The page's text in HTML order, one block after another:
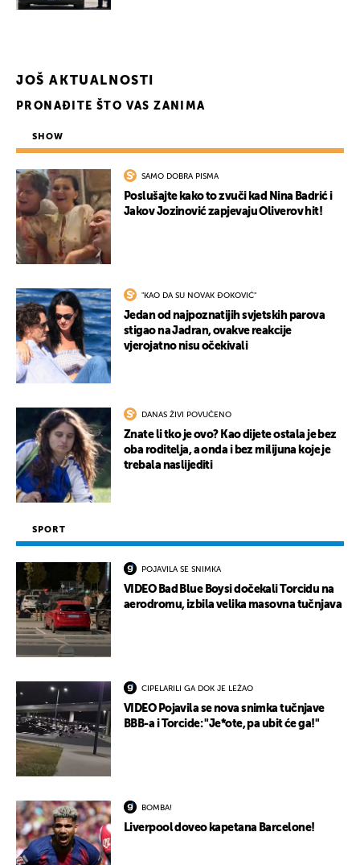
JOŠ AKTUALNOSTI
PRONAĐITE ŠTO VAS ZANIMA
SHOW
SAMO DOBRA PISMA
Poslušajte kako to zvuči kad Nina Badrić i
Jakov Jozinović zapjevaju Oliverov hit!
"KAO DA SU NOVAK ĐOKOVIĆ"
Jedan od najpoznatijih svjetskih parova
stigao na Jadran, ovakve reakcije
vjerojatno nisu očekivali
DANAS ŽIVI POVUČENO
Znate li tko je ovo? Kao dijete ostala je bez
oba roditelja, a onda i bez milijuna koje je
trebala naslijediti
SPORT
POJAVILA SE SNIMKA
VIDEO Bad Blue Boysi dočekali Torcidu na
aerodromu, izbila velika masovna tučnjava
CIPELARILI GA DOK JE LEŽAO
VIDEO Pojavila se nova snimka tučnjave
BBB-a i Torcide: "Je*ote, pa ubit će ga!"
BOMBA!
Liverpool doveo kapetana Barcelone!